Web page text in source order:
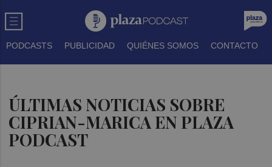
PODCASTS PUBLICIDAD QUIÉNES SOMOS CONTACTO
ÚLTIMAS NOTICIAS SOBRE
CIPRIAN-MARICA EN PLAZA
PODCAST